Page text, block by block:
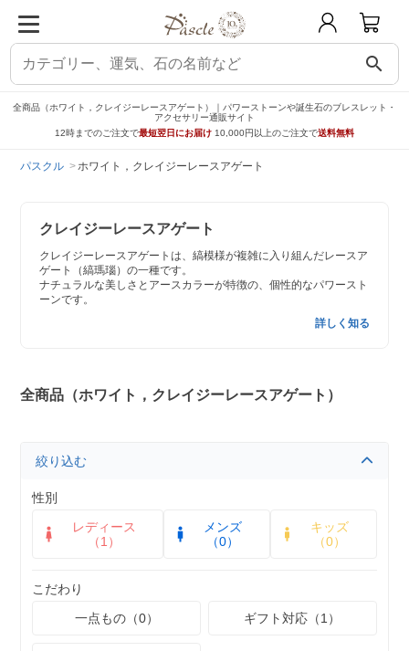
search
全商品（ホワイト，クレイジーレースアゲート）｜パワーストーンや誕生石のブレスレット・
アクセサリー通販サイト
12時までのご注文で最短翌日にお届け 10,000円以上のご注文で送料無料
パスクル ホワイト，クレイジーレースアゲート
クレイジーレースアゲート
クレイジーレースアゲートは、縞模様が複雑に入り組んだレースア
ゲート（縞瑪瑙）の一種です。
ナチュラルな美しさとアースカラーが特徴の、個性的なパワースト
ーンです。
詳しく知る
全商品（ホワイト，クレイジーレースアゲート）
絞り込む
性別
レディース
（1）
メンズ
（0）
キッズ
（0）
こだわり
一点もの（0）
ギフト対応（1）